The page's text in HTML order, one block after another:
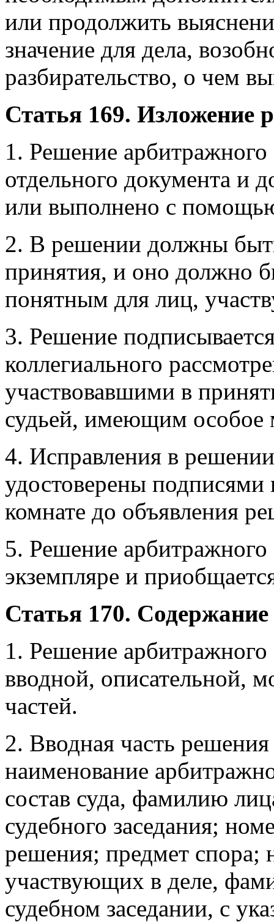
или продолжить
значение для дела,
разбирательство, о чем
Статья 169. Изложение
1. Решение арбитражного
отдельного документа и
или выполнено с
2. В решении должны
принятия, и оно должно
понятным для лиц,
3. Решение
коллегиального
участвовавшими в
судьей, имеющим особое
4. Исправления в
удостоверены подписями
комнате до объявления
5. Решение
экземпляре и
Статья 170.
1. Решение арбитражного
вводной, описательной,
частей.
2. Вводная часть
наименование
состав суда, фамилию
судебного заседания;
решения; предмет спора;
участвующих в деле,
судебном заседании, с